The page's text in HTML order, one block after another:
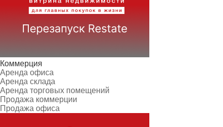
Коммерция
Аренда офиса
Аренда склада
Аренда торговых помещений
Продажа коммерции
Продажа офиса